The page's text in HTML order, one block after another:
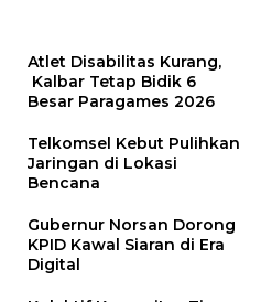
Atlet Disabilitas Kurang,
Kalbar Tetap Bidik 6
Besar Paragames 2026
Telkomsel Kebut Pulihkan
Jaringan di Lokasi
Bencana
Gubernur Norsan Dorong
KPID Kawal Siaran di Era
Digital